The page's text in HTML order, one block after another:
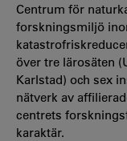
Centrum för
forskningsmiljö
över tre lärosäten
Karlstad) och sex
nätverk av
centrets
karaktär.